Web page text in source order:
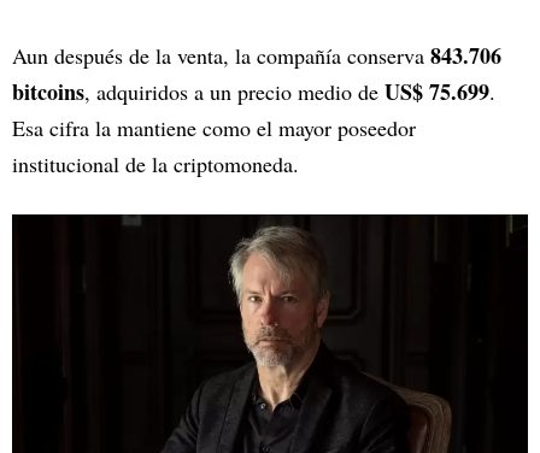
Aun después de la venta, la compañía conserva 843.706
bitcoins, adquiridos a un precio medio de US$ 75.699.
Esa cifra la mantiene como el mayor poseedor
institucional de la criptomoneda.